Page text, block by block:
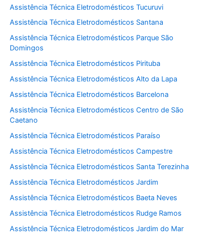
Assistência Técnica Eletrodomésticos Tucuruvi
Assistência Técnica Eletrodomésticos Santana
Assistência Técnica Eletrodomésticos Parque São
Domingos
Assistência Técnica Eletrodomésticos Pirituba
Assistência Técnica Eletrodomésticos Alto da Lapa
Assistência Técnica Eletrodomésticos Barcelona
Assistência Técnica Eletrodomésticos Centro de São
Caetano
Assistência Técnica Eletrodomésticos Paraíso
Assistência Técnica Eletrodomésticos Campestre
Assistência Técnica Eletrodomésticos Santa Terezinha
Assistência Técnica Eletrodomésticos Jardim
Assistência Técnica Eletrodomésticos Baeta Neves
Assistência Técnica Eletrodomésticos Rudge Ramos
Assistência Técnica Eletrodomésticos Jardim do Mar